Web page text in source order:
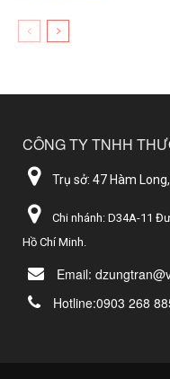
CÔNG TY TNHH
Trụ sở: 47 Hàm
Chi nhánh: D34A-11
Hồ Chí Minh.
Email:
Hotline:0903 268